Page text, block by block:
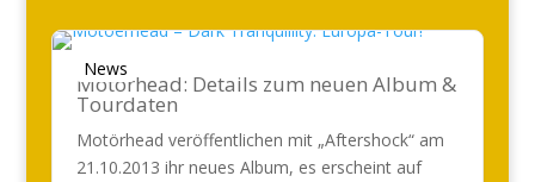
News
Motörhead: Details zum neuen Album &
Tourdaten
Motörhead veröffentlichen mit „Aftershock“ am
21.10.2013 ihr neues Album, es erscheint auf